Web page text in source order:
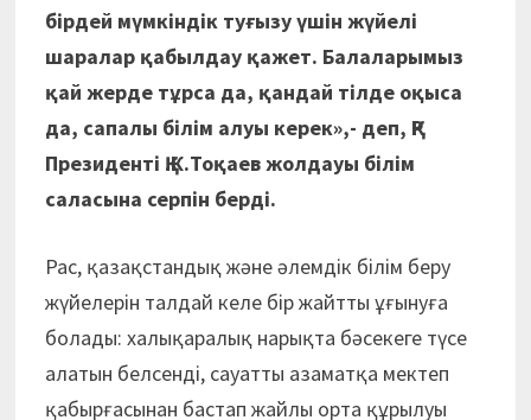
бірдей мүмкіндік туғызу үшін жүйелі
шаралар қабылдау қажет. Балаларымыз
қай жерде тұрса да, қандай тілде оқыса
да, сапалы білім алуы керек»,- деп, ҚР
Президенті Қ.К.Тоқаев жолдауы білім
саласына серпін берді.
Рас, қазақстандық және әлемдік білім беру
жүйелерін талдай келе бір жайтты ұғынуға
болады: халықаралық нарықта бәсекеге түсе
алатын белсенді, сауатты азаматқа мектеп
қабырғасынан бастап жайлы орта құрылуы